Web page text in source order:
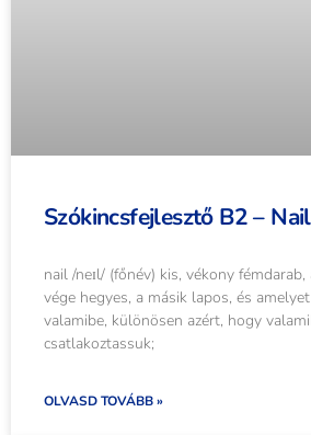
Szókincsfejlesztő B2 –
nail /neɪl/ (főnév) kis, vékony
vége hegyes, a másik lapos, és
valamibe, különösen azért, hogy
csatlakoztassuk;
OLVASD TOVÁBB »